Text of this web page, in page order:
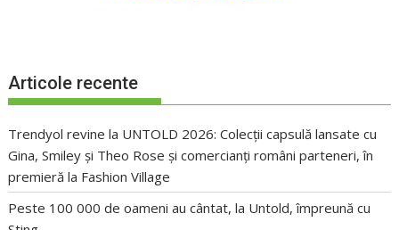
Articole recente
Trendyol revine la UNTOLD 2026: Colecții capsulă lansate cu
Gina, Smiley și Theo Rose și comercianți români parteneri, în
premieră la Fashion Village
Peste 100 000 de oameni au cântat, la Untold, împreună cu